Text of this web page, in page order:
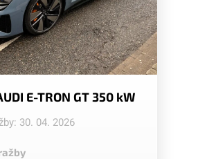
E-TRON GT 350 kW
30. 04. 2026